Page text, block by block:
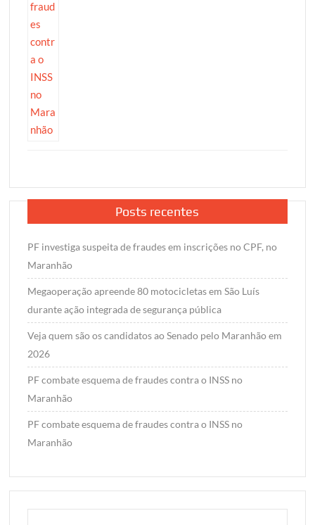
Posts recentes
PF investiga suspeita de fraudes em inscrições no CPF, no
Maranhão
Megaoperação apreende 80 motocicletas em São Luís
durante ação integrada de segurança pública
Veja quem são os candidatos ao Senado pelo Maranhão em
2026
PF combate esquema de fraudes contra o INSS no
Maranhão
PF combate esquema de fraudes contra o INSS no
Maranhão